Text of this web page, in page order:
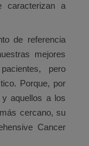
caracterizan a
de referencia
mejores
pero
Porque, por
aquellos a los
cercano, su
Cancer